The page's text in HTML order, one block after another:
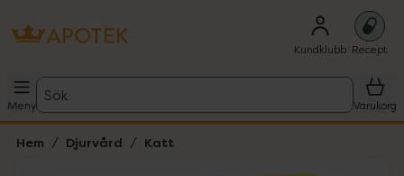
Kundklubb Recept
Meny
Sök
Varukorg
Hem Djurvård Katt